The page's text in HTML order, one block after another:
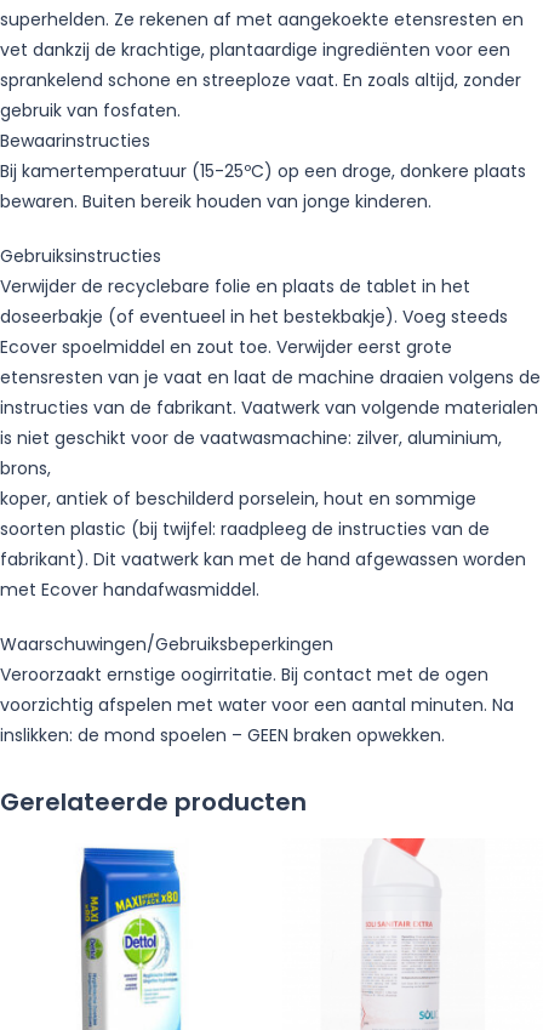
superhelden. Ze rekenen af met aangekoekte etensresten en
vet dankzij de krachtige, plantaardige ingrediënten voor een
sprankelend schone en streeploze vaat. En zoals altijd, zonder
gebruik van fosfaten.
Bewaarinstructies
Bij kamertemperatuur (15-25ºC) op een droge, donkere plaats
bewaren. Buiten bereik houden van jonge kinderen.
Gebruiksinstructies
Verwijder de recyclebare folie en plaats de tablet in het
doseerbakje (of eventueel in het bestekbakje). Voeg steeds
Ecover spoelmiddel en zout toe. Verwijder eerst grote
etensresten van je vaat en laat de machine draaien volgens de
instructies van de fabrikant. Vaatwerk van volgende materialen
is niet geschikt voor de vaatwasmachine: zilver, aluminium,
brons,
koper, antiek of beschilderd porselein, hout en sommige
soorten plastic (bij twijfel: raadpleeg de instructies van de
fabrikant). Dit vaatwerk kan met de hand afgewassen worden
met Ecover handafwasmiddel.
Waarschuwingen/Gebruiksbeperkingen
Veroorzaakt ernstige oogirritatie. Bij contact met de ogen
voorzichtig afspelen met water voor een aantal minuten. Na
inslikken: de mond spoelen – GEEN braken opwekken.
Gerelateerde producten